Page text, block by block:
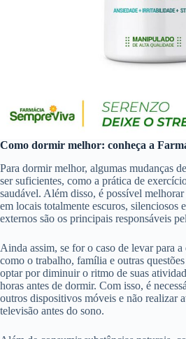
Como dormir melhor: conheça a
Para dormir melhor, algumas mudanças
ser suficientes, como a prática de
saudável. Além disso, é possível
em locais totalmente escuros, silenciosos
externos são os principais responsáveis
Ainda assim, se for o caso de levar para
como o trabalho, família e outras
optar por diminuir o ritmo de suas
horas antes de dormir. Com isso, é
outros dispositivos móveis e não realizar
televisão antes do sono.